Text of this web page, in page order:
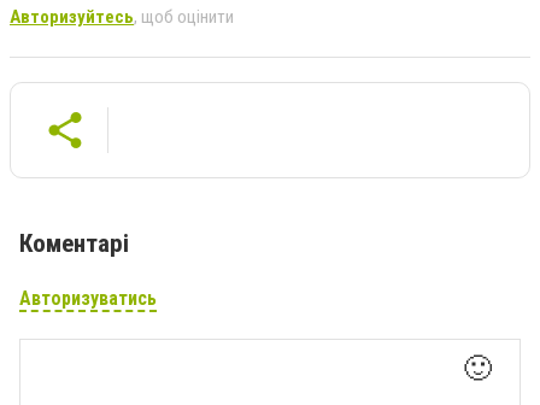
Авторизуйтесь, щоб оцінити
Коментарі
Авторизуватись
🙂